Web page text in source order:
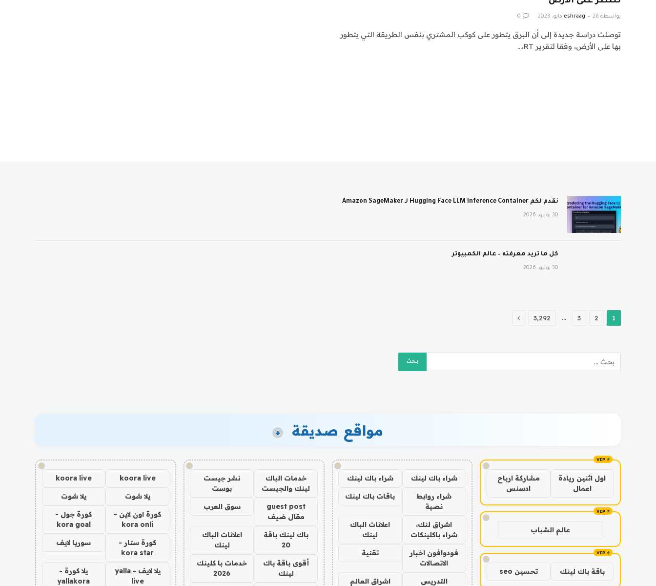
بواسطة eshraag 26 مايو، 2023 0
توصلت دراسة جديدة إلى أن البرق يتطور على كوكب المشتري بنفس الطريقة التي يتطور
بها على الأرض، وفقا لتقرير RT،…
نقدم لكم Hugging Face LLM Inference Container لـ Amazon SageMaker
30 يوليو، 2026
كل ما تريد معرفته – عالم الكمبيوتر
30 يوليو، 2026
1
2
3
… 3٬292 التالي
مواقع صديقة +
!
اول اثنين ريادة
اعمال
مشاركة ارباح
ادسنس
!
عالم الشباب
!
باقة باك لينك تحسين seo
!
شراء باك لينك شراء باك لينك
شراء روابط
نصية
باقات باك لينك
اشراق لنك،
شراء باكلينكات
اعلانات الباك
لينك
فودوافون اخبار
الاتصالات
تقنية
التدريس
اشراق العالم
!
خدمات الباك
لينك والجيست
نشر جيست
بوست
guest post
مقال ضيف
سوق العرب
باك لينك باقة
20
اعلانات الباك
لينك
أقوى باقة باك
لينك
خدمات با كلينك
2026
!
koora live
koora live
يلا شوت يلا شوت
كورة اون لاين -
kora onli
كورة جول -
kora goal
كورة ستار -
kora star
سوريا لايف
يلا لايف - yalla
live
يلا كورة -
yallakora